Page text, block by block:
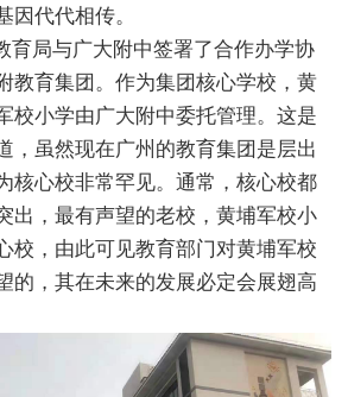
因代代相传。
局与广大附中签署了合作办学协
教育集团。作为集团核心学校，黄
校小学由广大附中委托管理。这是
，虽然现在广州的教育集团是层出
核心校非常罕见。通常，核心校都
出，最有声望的老校，黄埔军校小
校，由此可见教育部门对黄埔军校
的，其在未来的发展必定会展翅高